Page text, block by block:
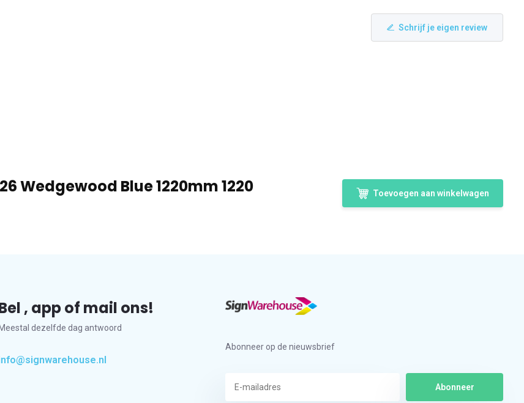
Schrijf je eigen review
Wedgewood Blue 1220mm 1220 Toevoegen aan winkelwagen
, app of mail ons!
Meestal dezelfde dag antwoord
Abonneer op de nieuwsbrief
Abonneer